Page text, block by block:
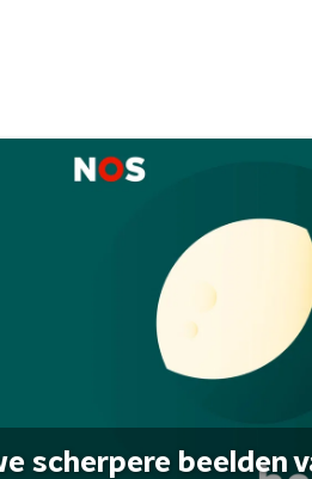
scherpere beelden